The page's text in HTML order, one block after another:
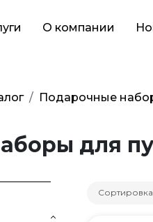
О компании
Подарочные
для
Сортировка